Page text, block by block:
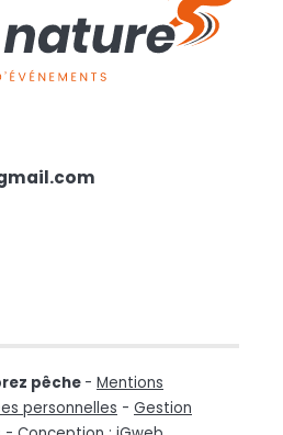
pêche - Mentions
personnelles - Gestion